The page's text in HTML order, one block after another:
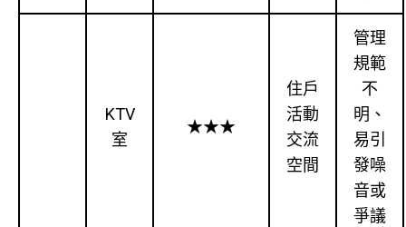
KTV
室
★★★
住戶
活動
交流
空間
管理
規範
不
明、
易引
發噪
音或
爭議